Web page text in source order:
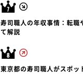
寿司職人の年収事情：転職
て解説
東京都の寿司職人がスポッ